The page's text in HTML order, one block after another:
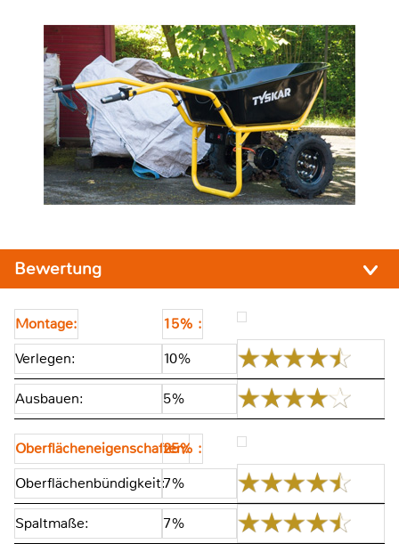
Bewertung
Montage:
15% :
Verlegen:
10%
Ausbauen: 5%
Oberflächeneigenschaften:
25% :
Oberflächenbündigkeit:7%
Spaltmaße: 7%